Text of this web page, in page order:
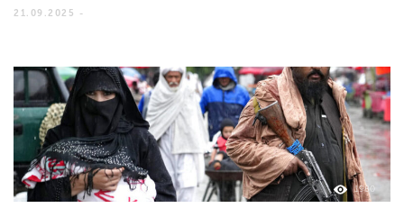
21.09.2025 -
1980